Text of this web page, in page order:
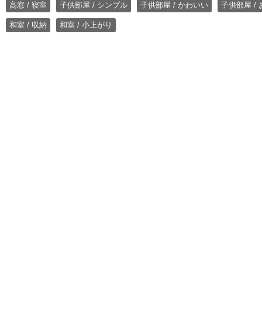
高窓 / 寝室 子供部屋 / シンプル 子供部屋 / かわいい 子供部屋 /
和室 / 収納 和室 / 小上がり